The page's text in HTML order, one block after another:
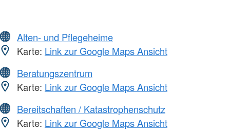
Alten- und Pflegeheime
Karte: Link zur Google Maps Ansicht
Beratungszentrum
Karte: Link zur Google Maps Ansicht
Bereitschaften / Katastrophenschutz
Karte: Link zur Google Maps Ansicht